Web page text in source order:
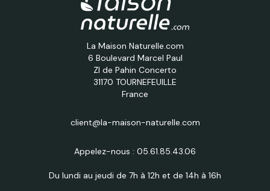
La Maison Naturelle.com
6 Boulevard Marcel Paul
ZI de Pahin Concerto
31170 TOURNEFEUILLE
France
client@la-maison-naturelle.com
Appelez-nous : 05.61.85.43.06
Du lundi au jeudi de 7h à 12h et de 14h à 16h